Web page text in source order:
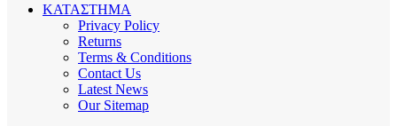
ΚΑΤΑΣΤΗΜΑ
Privacy Policy
Returns
Terms & Conditions
Contact Us
Latest News
Our Sitemap